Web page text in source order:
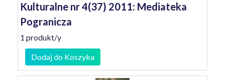
Kulturalne nr 4(37) 2011: Mediateka
Pogranicza
1 produkt/y
Dodaj do Koszyka